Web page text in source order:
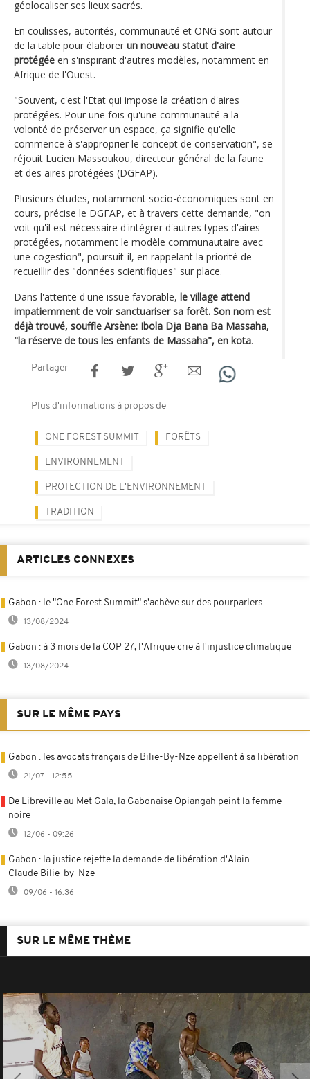
géolocaliser ses lieux sacrés.
En coulisses, autorités, communauté et ONG sont autour
de la table pour élaborer un nouveau statut d'aire
protégée en s'inspirant d'autres modèles, notamment en
Afrique de l'Ouest.
"Souvent, c'est l'Etat qui impose la création d'aires
protégées. Pour une fois qu'une communauté a la
volonté de préserver un espace, ça signifie qu'elle
commence à s'approprier le concept de conservation", se
réjouit Lucien Massoukou, directeur général de la faune
et des aires protégées (DGFAP).
Plusieurs études, notamment socio-économiques sont en
cours, précise le DGFAP, et à travers cette demande, "on
voit qu'il est nécessaire d'intégrer d'autres types d'aires
protégées, notamment le modèle communautaire avec
une cogestion", poursuit-il, en rappelant la priorité de
recueillir des "données scientifiques" sur place.
Dans l'attente d'une issue favorable, le village attend
impatiemment de voir sanctuariser sa forêt. Son nom est
déjà trouvé, souffle Arsène: Ibola Dja Bana Ba Massaha,
"la réserve de tous les enfants de Massaha", en kota.
Partager
Plus d'informations à propos de
ONE FOREST SUMMIT FORÊTS
ENVIRONNEMENT
PROTECTION DE L'ENVIRONNEMENT
TRADITION
ARTICLES CONNEXES
Gabon : le "One Forest Summit" s'achève sur des pourparlers
13/08/2024
Gabon : à 3 mois de la COP 27, l'Afrique crie à l'injustice climatique
13/08/2024
SUR LE MÊME PAYS
Gabon : les avocats français de Bilie-By-Nze appellent à sa libération
21/07 - 12:55
De Libreville au Met Gala, la Gabonaise Opiangah peint la femme
noire
12/06 - 09:26
Gabon : la justice rejette la demande de libération d'Alain-
Claude Bilie-by-Nze
09/06 - 16:36
SUR LE MÊME THÈME